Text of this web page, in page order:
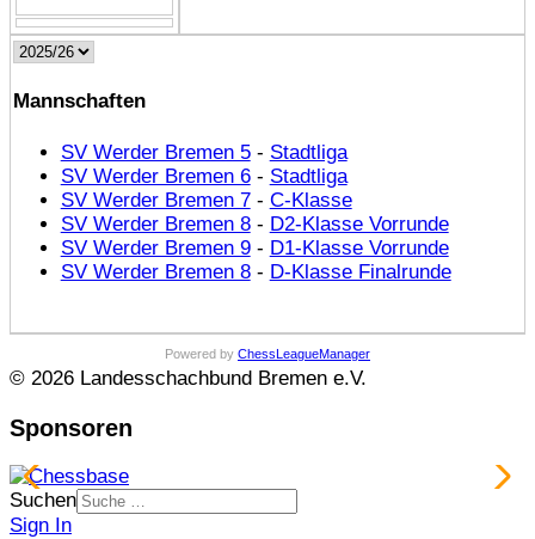
Mannschaften
SV Werder Bremen 5- Stadtliga
SV Werder Bremen 6- Stadtliga
SV Werder Bremen 7- C-Klasse
SV Werder Bremen 8- D2-Klasse Vorrunde
SV Werder Bremen 9- D1-Klasse Vorrunde
SV Werder Bremen 8- D-Klasse Finalrunde
Powered by ChessLeagueManager
© 2026 Landesschachbund Bremen e.V.
Sponsoren
Suchen
Sign In